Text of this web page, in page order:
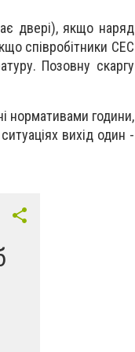
двері), якщо наряд
співробітники СЕС
Позовну скаргу
нормативами години,
вихід один -